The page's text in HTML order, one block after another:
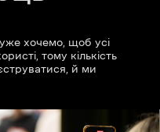
хочемо, щоб усі
тому кількість
й ми